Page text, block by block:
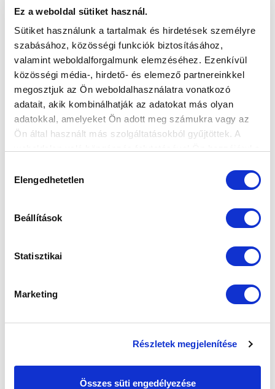
Ez a weboldal sütiket használ.
Sütiket használunk a tartalmak és hirdetések személyre
szabásához, közösségi funkciók biztosításához,
valamint weboldalforgalmunk elemzéséhez. Ezenkívül
közösségi média-, hirdető- és elemező partnereinkkel
megosztjuk az Ön weboldalhasználatra vonatkozó
adatait, akik kombinálhatják az adatokat más olyan
adatokkal, amelyeket Ön adott meg számukra vagy az
Ön által használt más szolgáltatásokból gyűjtöttek. A
kiválasztása
Elengedhetetlen
Beállítások
Statisztikai
Marketing
Részletek megjelenítése
Összes süti engedélyezése